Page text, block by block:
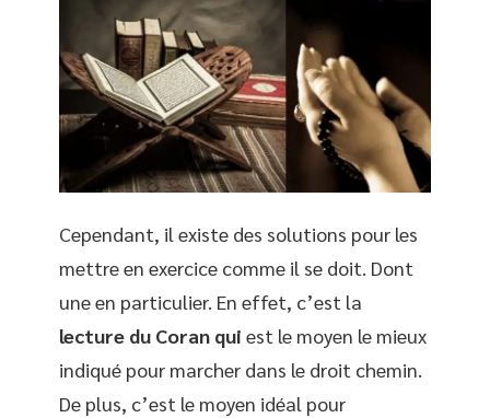
Cependant, il existe des solutions pour les
mettre en exercice comme il se doit. Dont
une en particulier. En effet, c’est la
lecture du Coran qui est le moyen le mieux
indiqué pour marcher dans le droit chemin.
De plus, c’est le moyen idéal pour